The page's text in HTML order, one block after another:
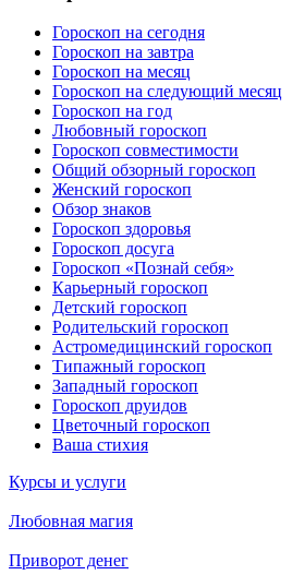
Гороскоп на сегодня
Гороскоп на завтра
Гороскоп на месяц
Гороскоп на следующий месяц
Гороскоп на год
Любовный гороскоп
Гороскоп совместимости
Общий обзорный гороскоп
Женский гороскоп
Обзор знаков
Гороскоп здоровья
Гороскоп досуга
Гороскоп «Познай себя»
Карьерный гороскоп
Детский гороскоп
Родительский гороскоп
Астромедицинский гороскоп
Типажный гороскоп
Западный гороскоп
Гороскоп друидов
Цветочный гороскоп
Ваша стихия
Курсы и услуги
Любовная магия
Приворот денег